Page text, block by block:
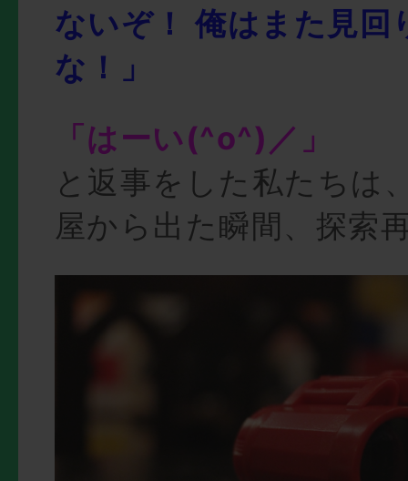
ないぞ！ 俺はまた見回
な！」
「はーい(^o^)／」
と返事をした私たちは
屋から出た瞬間、探索